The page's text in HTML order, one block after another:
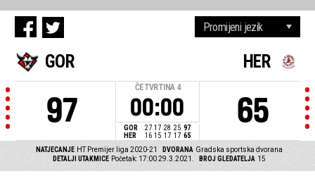
GOR
97
ČETVRTINA 4
00:00
GOR 27 17 28 25 97
HER
16 15 17 17 65
HER
65
NATJECANJE HT Premijer liga 2020-21 DVORANA Gradska sportska dvorana
DETALJI UTAKMICE Početak: 17:00 29.3.2021. BROJ GLEDATELJA 15